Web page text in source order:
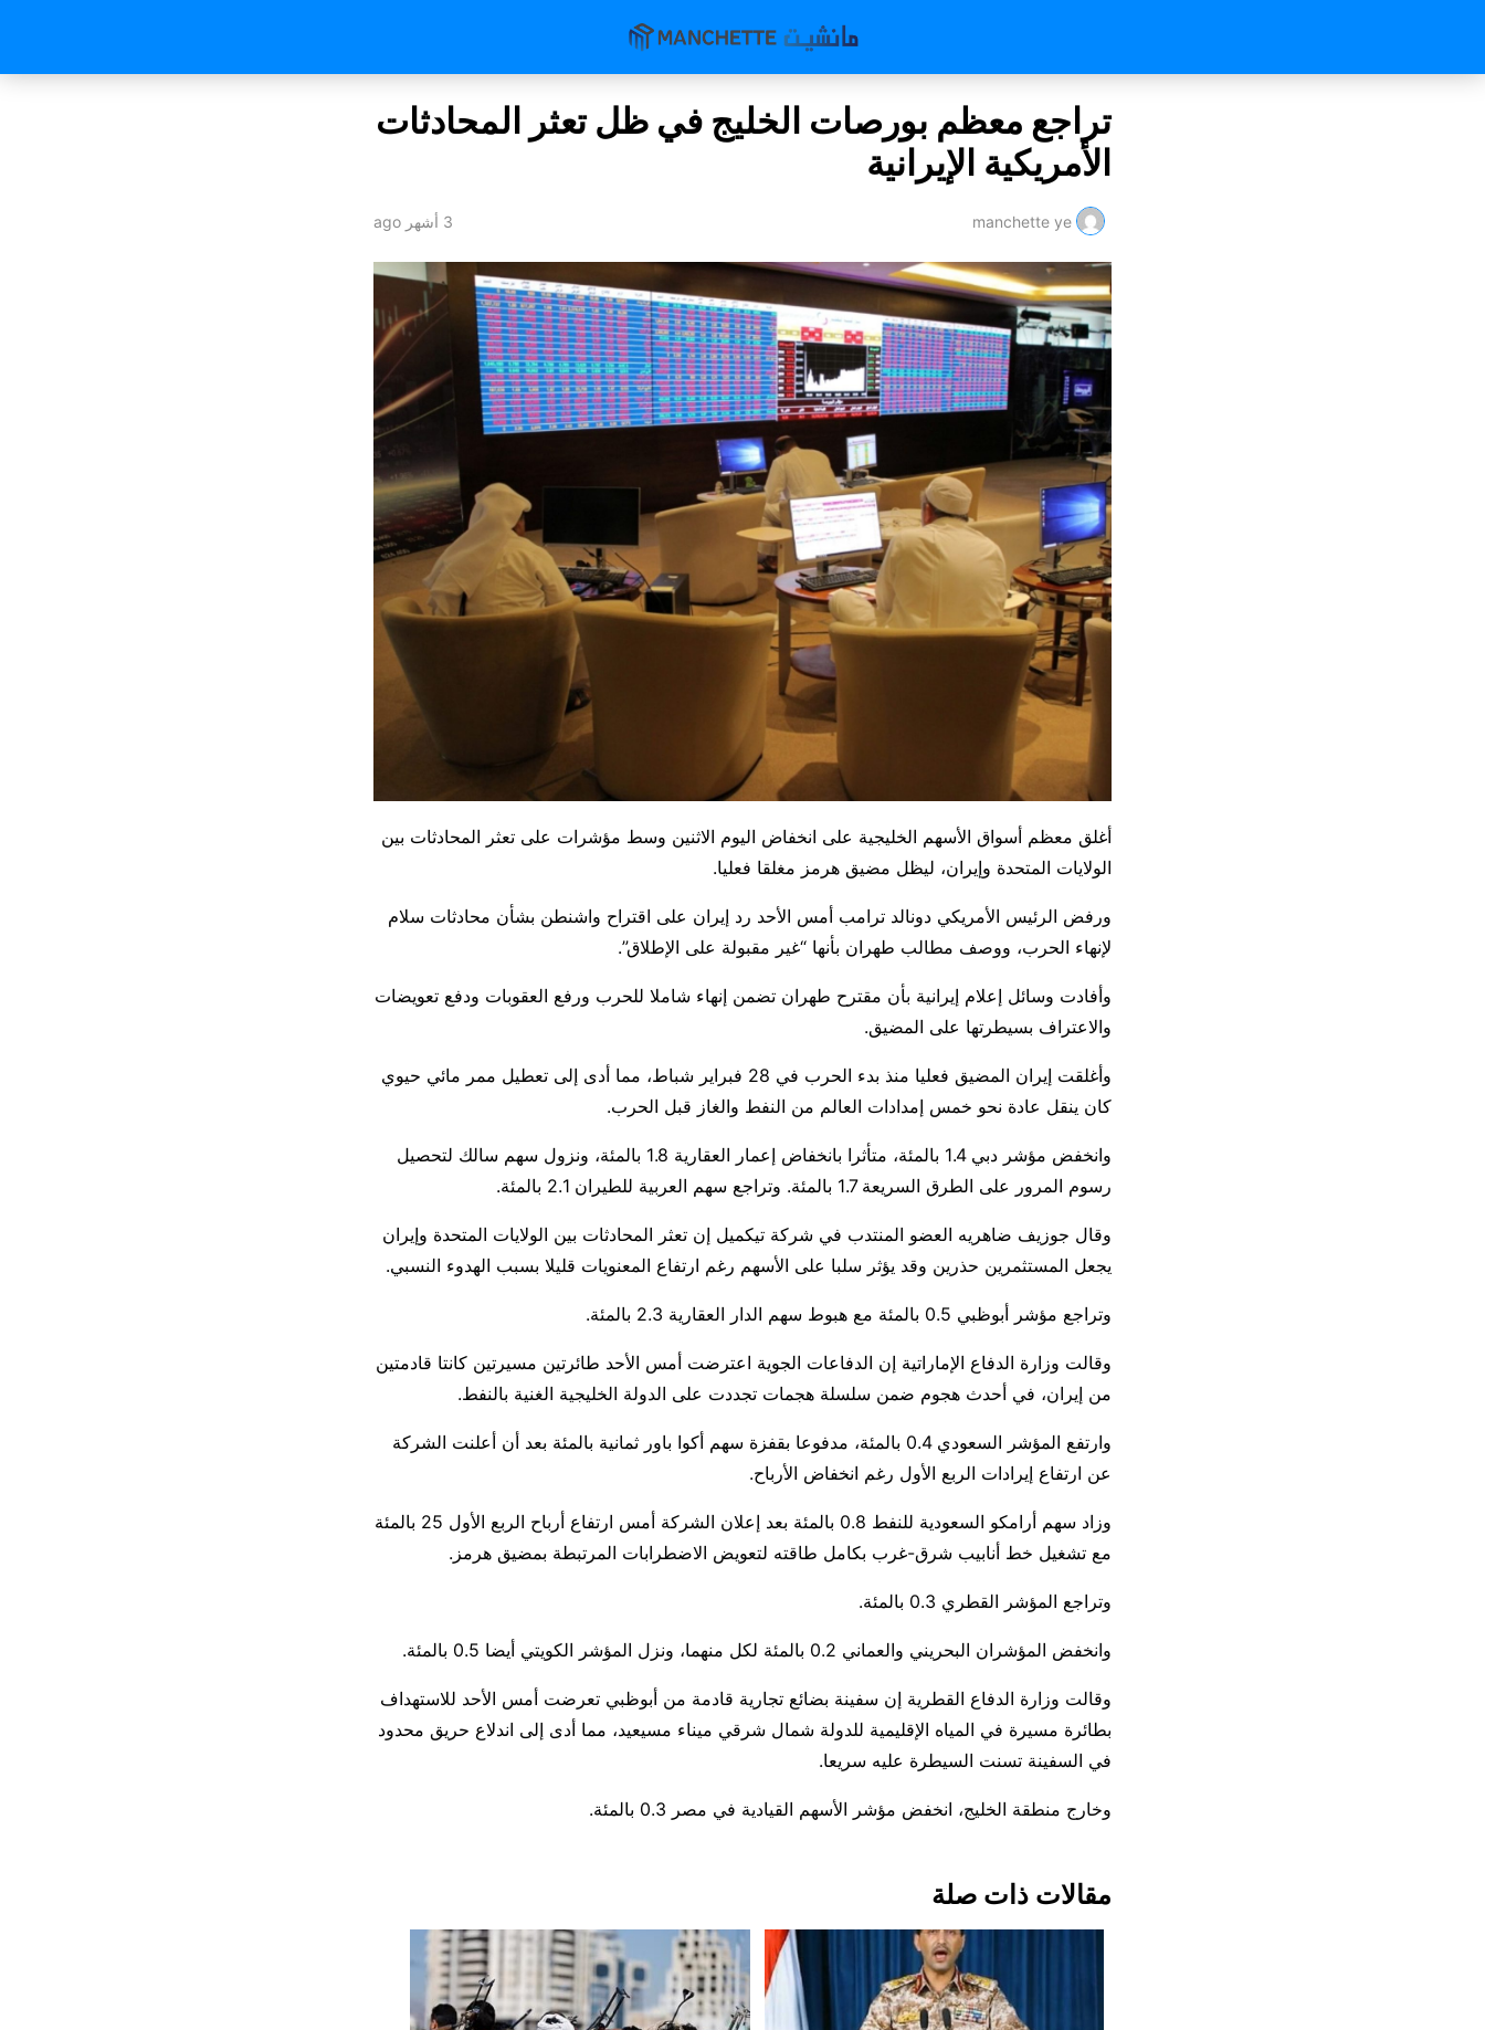
تراجع معظم بورصات الخليج في ظل تعثر المحادثات
الأمريكية الإيرانية
manchette ye 3 أشهر ago
أغلق معظم أسواق الأسهم الخليجية على انخفاض اليوم الاثنين وسط مؤشرات على تعثر المحادثات بين
الولايات المتحدة وإيران، ليظل مضيق هرمز مغلقا ​فعليا.
ورفض الرئيس الأمريكي دونالد ترامب أمس الأحد رد إيران على اقتراح ‌واشنطن بشأن محادثات سلام
لإنهاء الحرب، ووصف مطالب طهران بأنها “غير مقبولة على الإطلاق”.
وأفادت وسائل إعلام إيرانية بأن مقترح طهران تضمن إنهاء شاملا للحرب ورفع العقوبات ودفع تعويضات
والاعتراف بسيطرتها ​على المضيق.
وأغلقت إيران المضيق فعليا منذ بدء الحرب في 28 فبراير ​شباط، مما أدى إلى تعطيل ممر مائي حيوي
كان ينقل عادة ⁠نحو خمس إمدادات العالم من النفط والغاز قبل الحرب.
وانخفض مؤشر دبي 1.4 بالمئة، ​متأثرا بانخفاض إعمار العقارية 1.8 بالمئة، ونزول سهم سالك لتحصيل
رسوم المرور على ​الطرق السريعة 1.7 بالمئة. وتراجع سهم العربية للطيران 2.1 بالمئة.
وقال جوزيف ضاهريه العضو المنتدب في شركة تيكميل إن تعثر المحادثات بين الولايات المتحدة وإيران
يجعل المستثمرين حذرين وقد يؤثر سلبا ​على الأسهم رغم ارتفاع المعنويات قليلا بسبب الهدوء النسبي.
وتراجع مؤشر أبوظبي 0.5 ​بالمئة مع هبوط سهم الدار العقارية 2.3 بالمئة.
وقالت وزارة الدفاع الإماراتية إن الدفاعات الجوية اعترضت ‌أمس ⁠الأحد طائرتين مسيرتين كانتا قادمتين
من إيران، في أحدث هجوم ضمن سلسلة هجمات تجددت على الدولة الخليجية الغنية بالنفط.
وارتفع المؤشر السعودي 0.4 بالمئة، مدفوعا بقفزة سهم أكوا باور ثمانية بالمئة بعد أن أعلنت الشركة
عن ارتفاع إيرادات الربع ​الأول رغم انخفاض الأرباح.
وزاد ​سهم أرامكو ⁠السعودية للنفط 0.8 بالمئة بعد إعلان الشركة أمس ارتفاع أرباح الربع الأول 25 بالمئة
مع تشغيل خط أنابيب شرق-غرب بكامل ​طاقته لتعويض الاضطرابات المرتبطة بمضيق هرمز.
وتراجع المؤشر القطري 0.3 ​بالمئة.
وانخفض المؤشران ⁠البحريني والعماني 0.2 بالمئة لكل منهما، ونزل المؤشر الكويتي أيضا 0.5 بالمئة.
وقالت وزارة الدفاع القطرية إن سفينة بضائع تجارية قادمة من أبوظبي تعرضت أمس الأحد للاستهداف
بطائرة ⁠مسيرة ​في المياه الإقليمية للدولة شمال شرقي ميناء مسيعيد، ​مما أدى إلى اندلاع حريق محدود
في السفينة تسنت السيطرة عليه سريعا.
وخارج منطقة الخليج، انخفض مؤشر الأسهم القيادية في مصر 0.3 بالمئة.
مقالات ذات صلة